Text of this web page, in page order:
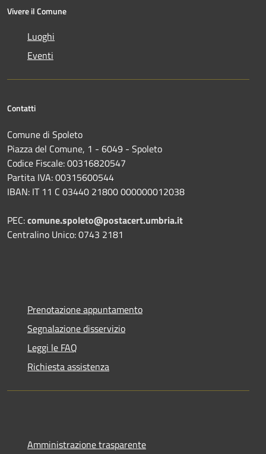
Vivere il Comune
Luoghi
Eventi
Contatti
Comune di Spoleto
Piazza del Comune, 1 - 6049 - Spoleto
Codice Fiscale: 00316820547
Partita IVA: 00315600544
IBAN: IT 11 C 03440 21800 000000012038
PEC:comune.spoleto@postacert.umbria.it
Centralino Unico: 0743 2181
Prenotazione appuntamento
Segnalazione disservizio
Leggi le FAQ
Richiesta assistenza
Amministrazione trasparente